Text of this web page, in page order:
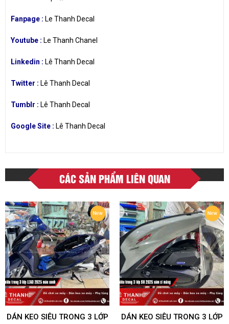
Fanpage : Le Thanh Decal
Youtube : Le Thanh Chanel
Linkedin : Lê Thanh Decal
Twitter : Lê Thanh Decal
Tumblr : Lê Thanh Decal
Google Site : Lê Thanh Decal
CÁC SẢN PHẨM LIÊN QUAN
DÁN KEO SIÊU TRONG 3 LỚP
DÁN KEO SIÊU TRONG 3 LỚP